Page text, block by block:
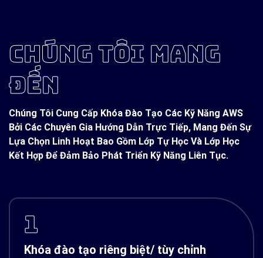
CHÚNG TÔI MANG
ĐẾN
Chúng Tôi Cung Cấp Khóa Đào Tạo Các Kỹ Năng AWS
Bởi Các Chuyên Gia Hướng Dẫn Trực Tiếp, Mang Đến Sự
Lựa Chọn Linh Hoạt Bao Gồm Lớp Tự Học Và Lớp Học
Kết Hợp Để Đảm Bảo Phát Triển Kỹ Năng Liên Tục.
1
Khóa đào tạo riêng biệt/ tùy chỉnh